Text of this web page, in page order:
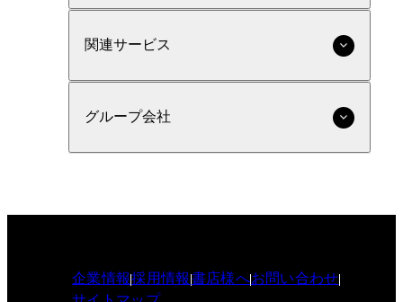
関連サービス
グループ会社
企業情報採用情報書店様へお問い合わせ